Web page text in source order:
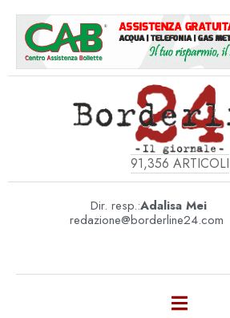
91,356 ARTICOLI
Dir. resp.:Adalisa Mei
redazione@borderline24.com